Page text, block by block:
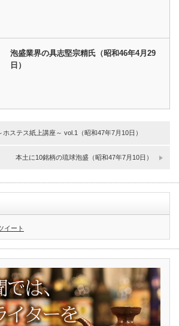
泡盛業界の具志堅宗精氏（昭和46年4月29
日）
ステス紙上講座～ vol.1（昭和47年7月10日）
本土に10銘柄の琉球泡盛（昭和47年7月10日）
イート